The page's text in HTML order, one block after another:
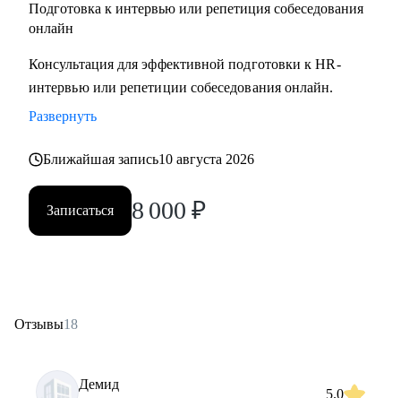
Подготовка к интервью или репетиция собеседования
онлайн
Консультация для эффективной подготовки к HR-
интервью или репетиции собеседования онлайн.
Развернуть
Ближайшая запись10 августа 2026
Записаться 8 000 ₽
Отзывы18
Демид
5.0